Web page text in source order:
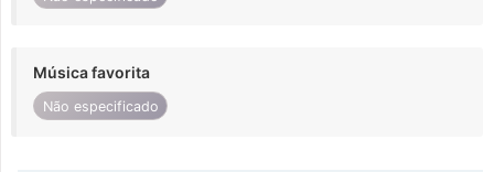
Música favorita
Não especificado